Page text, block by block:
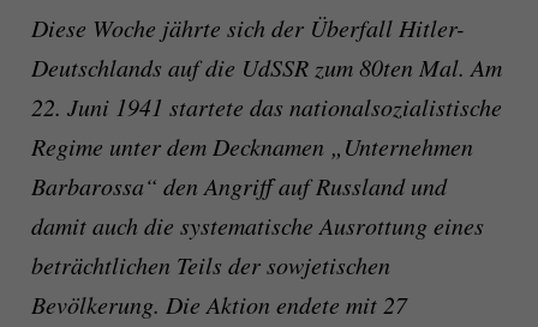
Diese Woche jährte sich der Überfall Hitler-
Deutschlands auf die UdSSR zum 80ten Mal. Am
22. Juni 1941 startete das nationalsozialistische
Regime unter dem Decknamen „Unternehmen
Barbarossa“ den Angriff auf Russland und
damit auch die systematische Ausrottung eines
beträchtlichen Teils der sowjetischen
Bevölkerung. Die Aktion endete mit 27